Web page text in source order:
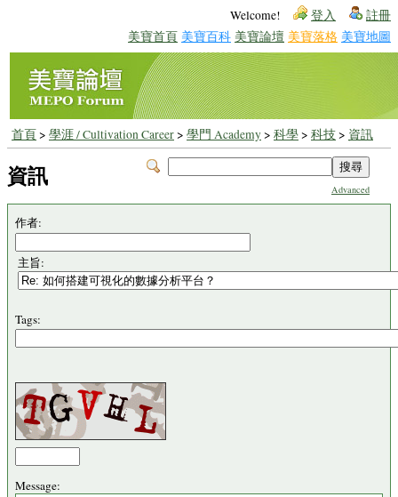
Welcome! 登入 註冊
美寶首頁 美寶百科 美寶論壇 美寶落格 美寶地圖
首頁> 學涯 / Cultivation Career> 學門 Academy> 科學> 科技> 資訊
Advanced
資訊
作者:
主旨:
Tags:
Message: